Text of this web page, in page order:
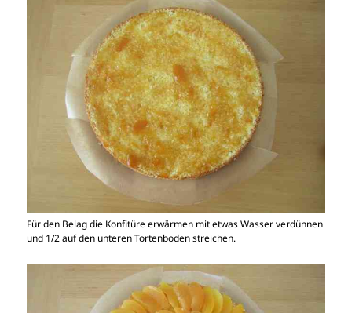
Für den Belag die Konfitüre erwärmen mit etwas Wasser verdünnen
und 1/2 auf den unteren Tortenboden streichen.